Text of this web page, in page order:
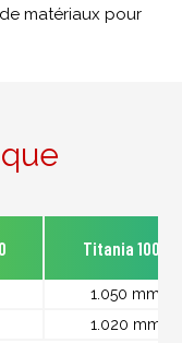
matériaux pour
Titania 1000
1.050 mm
1.020 mm